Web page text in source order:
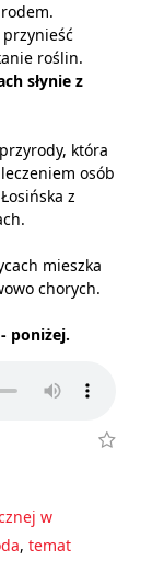
roślin.
słynie z
która
osób
z
mieszka
chorych.
poniżej.
w
, temat